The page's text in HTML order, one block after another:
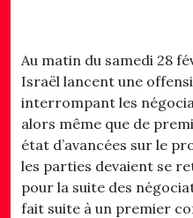
Au matin du samedi 28
Israël lancent une
interrompant les
alors même que de
état d’avancées sur le
les parties devaient se
pour la suite des
fait suite à un premier